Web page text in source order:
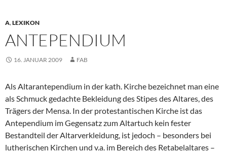
A,LEXIKON
ANTEPENDIUM
16. JANUAR 2009 FAB
Als Altarantependium in der kath. Kirche bezeichnet man eine
als Schmuck gedachte Bekleidung des Stipes des Altares, des
Trägers der Mensa. In der protestantischen Kirche ist das
Antependium im Gegensatz zum Altartuch kein fester
Bestandteil der Altarverkleidung, ist jedoch – besonders bei
lutherischen Kirchen und v.a. im Bereich des Retabelaltares –